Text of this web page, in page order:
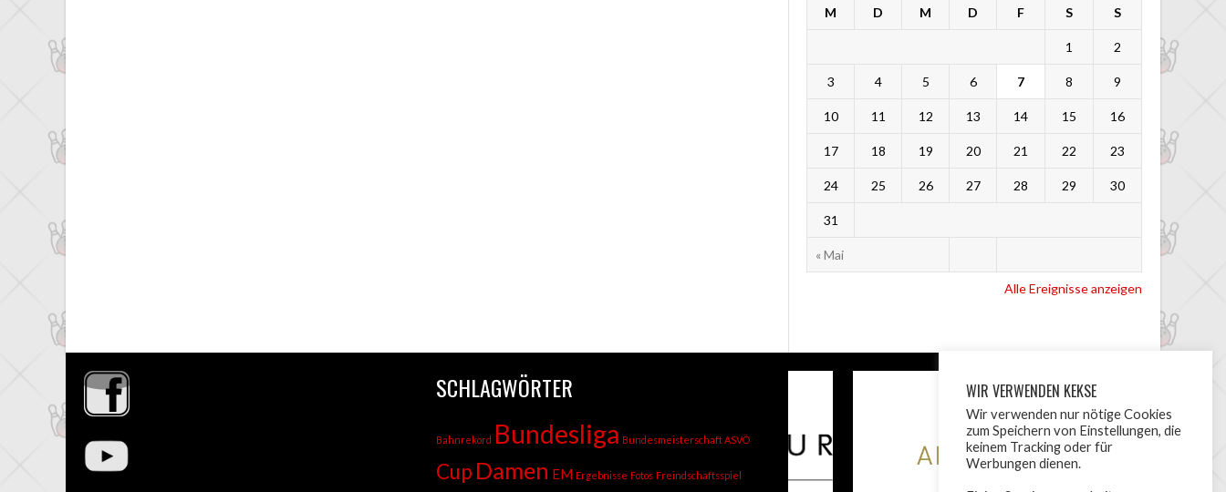
M D M D F S S
« Mai
1 2
3 4 5 6 7 8 9
10 11 12 13 14 15 16
17 18 19 20 21 22 23
24 25 26 27 28 29 30
31
Alle Ereignisse anzeigen
SCHLAGWÖRTER
Bahnrekord Bundesliga Bundesmeisterschaft ASVÖ
Cup Damen EM Ergebnisse Fotos Freindschaftsspiel
WIR VERWENDEN KEKSE
Wir verwenden nur nötige Cookies
zum Speichern von Einstellungen, die
keinem Tracking oder für
Werbungen dienen.